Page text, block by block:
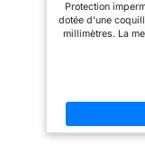
Protection
dotée d'une
millimètres. La
pluie qui
froid et violent !
un ourlet et une
poignets